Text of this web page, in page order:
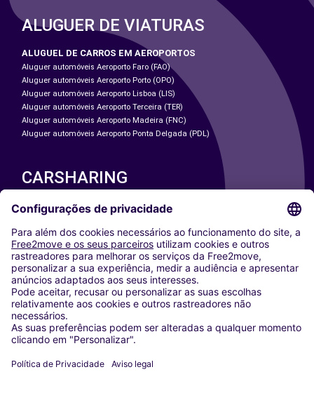
ALUGUER DE VIATURAS
ALUGUEL DE CARROS EM AEROPORTOS
Aluguer automóveis Aeroporto Faro (FAO)
Aluguer automóveis Aeroporto Porto (OPO)
Aluguer automóveis Aeroporto Lisboa (LIS)
Aluguer automóveis Aeroporto Terceira (TER)
Aluguer automóveis Aeroporto Madeira (FNC)
Aluguer automóveis Aeroporto Ponta Delgada (PDL)
CARSHARING
NOSSAS CIDADES
Washington DC
Milan
Rome
Turin
Vienna
Berlin
Cologne
Dusseldorf
Frankfurt
Munich